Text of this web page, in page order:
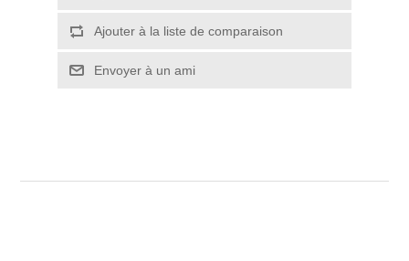
Ajouter à la liste de comparaison
Envoyer à un ami